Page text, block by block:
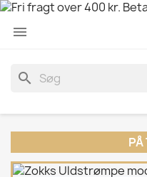

search
PÅ